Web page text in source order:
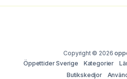
Copyright © 2026
Öppettider Sverige
Kategorier
Butikskedjor